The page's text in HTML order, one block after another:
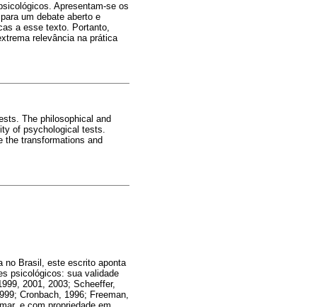
Apresentam-se os
um debate aberto e
a esse texto. Portanto,
relevância na prática
The philosophical and
of psychological tests.
the transformations and
no Brasil, este escrito aponta
psicológicos: sua validade
2001, 2003; Scheeffer,
Cronbach, 1996; Freeman,